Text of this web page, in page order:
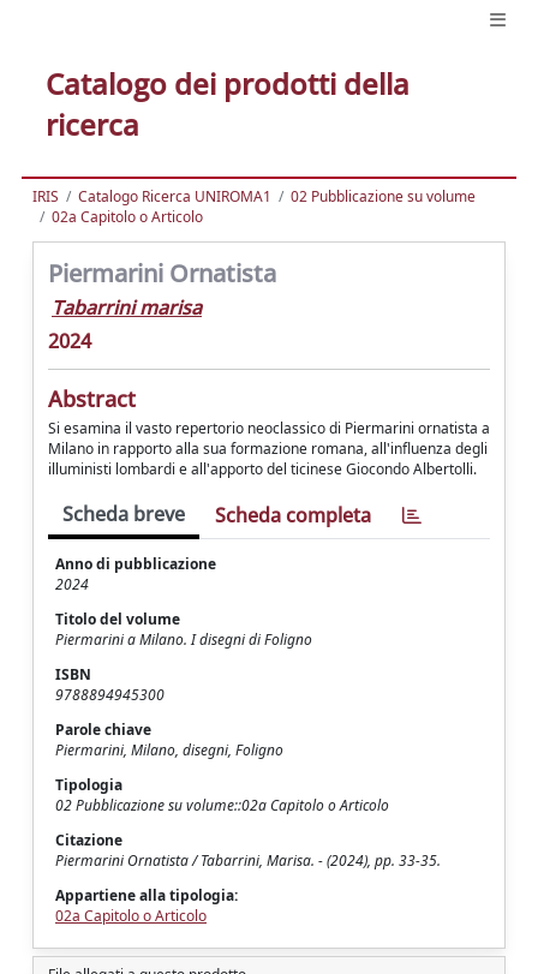
Catalogo dei prodotti della
ricerca
IRIS Catalogo Ricerca UNIROMA1
02 Pubblicazione su volume
02a Capitolo o Articolo
Piermarini Ornatista
Tabarrini marisa
2024
Abstract
Si esamina il vasto repertorio neoclassico di Piermarini ornatista a
Milano in rapporto alla sua formazione romana, all'influenza degli
illuministi lombardi e all'apporto del ticinese Giocondo Albertolli.
Scheda breve Scheda completa
Anno di pubblicazione
2024
Titolo del volume
Piermarini a Milano. I disegni di Foligno
ISBN
9788894945300
Parole chiave
Piermarini, Milano, disegni, Foligno
Tipologia
02 Pubblicazione su volume::02a Capitolo o Articolo
Citazione
Piermarini Ornatista / Tabarrini, Marisa. - (2024), pp. 33-35.
Appartiene alla tipologia:
02a Capitolo o Articolo